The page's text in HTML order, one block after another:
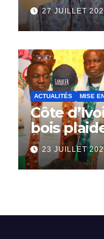
bientôt
27 JUILLET
ACTUALITÉS MISE
Côte
bois
dialogue
23 JUILLET